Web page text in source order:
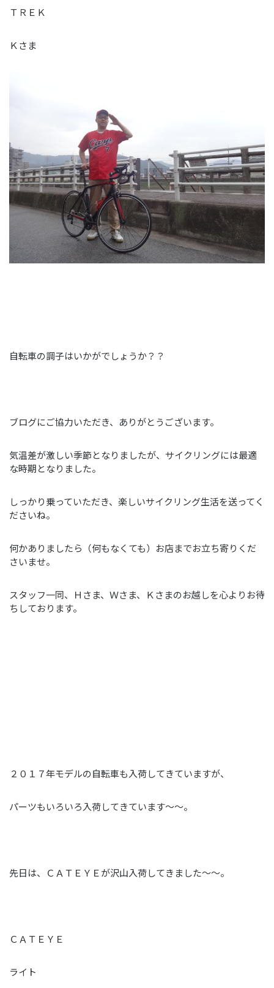
ＴＲＥＫ
Ｋさま
自転車の調子はいかがでしょうか？？
ブログにご協力いただき、ありがとうございます。
気温差が激しい季節となりましたが、サイクリングには最適
な時期となりました。
しっかり乗っていただき、楽しいサイクリング生活を送ってく
ださいね。
何かありましたら（何もなくても）お店までお立ち寄りくだ
さいませ。
スタッフ一同、Ｈさま、Ｗさま、Ｋさまのお越しを心よりお待
ちしております。
２０１７年モデルの自転車も入荷してきていますが、
パーツもいろいろ入荷してきています～～。
先日は、ＣＡＴＥＹＥが沢山入荷してきました～～。
ＣＡＴＥＹＥ
ライト